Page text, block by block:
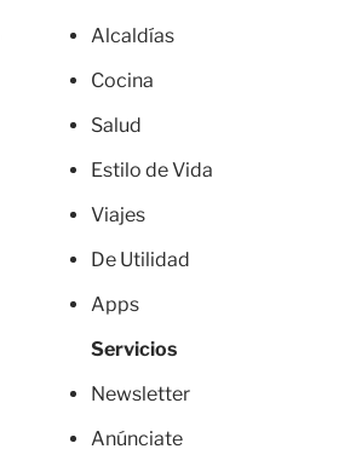
Alcaldías
Cocina
Salud
Estilo de Vida
Viajes
De Utilidad
Apps
Servicios
Newsletter
Anúnciate